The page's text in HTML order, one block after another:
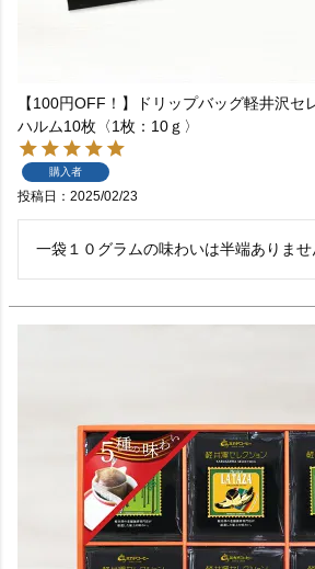
【100円OFF！】ドリップバッグ軽井沢セ
ハルム10枚〈1枚：10ｇ〉
購入者
投稿日 2025/02/23
一袋１０グラムの味わいは半端ありませ